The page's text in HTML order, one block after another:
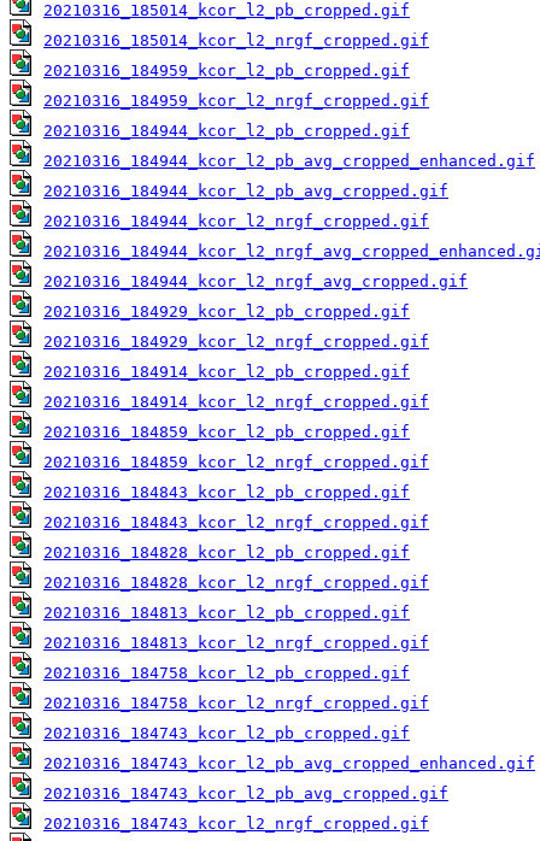
20210316_185014_kcor_l2_pb_cropped.gif
20210316_185014_kcor_l2_nrgf_cropped.gif
20210316_184959_kcor_l2_pb_cropped.gif
20210316_184959_kcor_l2_nrgf_cropped.gif
20210316_184944_kcor_l2_pb_cropped.gif
20210316_184944_kcor_l2_pb_avg_cropped_enhanced.gif
20210316_184944_kcor_l2_pb_avg_cropped.gif
20210316_184944_kcor_l2_nrgf_cropped.gif
20210316_184944_kcor_l2_nrgf_avg_cropped.gif
20210316_184929_kcor_l2_pb_cropped.gif
20210316_184929_kcor_l2_nrgf_cropped.gif
20210316_184914_kcor_l2_pb_cropped.gif
20210316_184914_kcor_l2_nrgf_cropped.gif
20210316_184859_kcor_l2_pb_cropped.gif
20210316_184859_kcor_l2_nrgf_cropped.gif
20210316_184843_kcor_l2_pb_cropped.gif
20210316_184843_kcor_l2_nrgf_cropped.gif
20210316_184828_kcor_l2_pb_cropped.gif
20210316_184828_kcor_l2_nrgf_cropped.gif
20210316_184813_kcor_l2_pb_cropped.gif
20210316_184813_kcor_l2_nrgf_cropped.gif
20210316_184758_kcor_l2_pb_cropped.gif
20210316_184758_kcor_l2_nrgf_cropped.gif
20210316_184743_kcor_l2_pb_cropped.gif
20210316_184743_kcor_l2_pb_avg_cropped_enhanced.gif
20210316_184743_kcor_l2_pb_avg_cropped.gif
20210316_184743_kcor_l2_nrgf_cropped.gif